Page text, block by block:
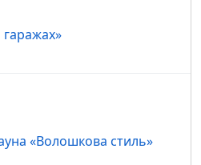
«Волошкова стиль»